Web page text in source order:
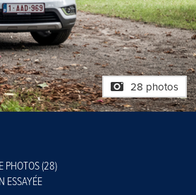
28 photos
PHOTOS (28)
ESSAYÉE